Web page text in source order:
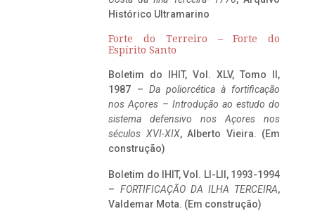
Histórico Ultramarino
Forte do Terreiro – Forte do
Espírito Santo
Boletim do IHIT, Vol. XLV, Tomo II,
1987 – Da poliorcética à fortificação
nos Açores – Introdução ao estudo do
sistema defensivo nos Açores nos
séculos XVI-XIX, Alberto Vieira. (Em
construção)
Boletim do IHIT, Vol. LI-LII, 1993-1994
– FORTIFICAÇÃO DA ILHA TERCEIRA,
Valdemar Mota. (Em construção)